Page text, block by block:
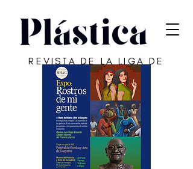
REVISTA DE LA LIGA DE
ARTE DE SAN JUAN